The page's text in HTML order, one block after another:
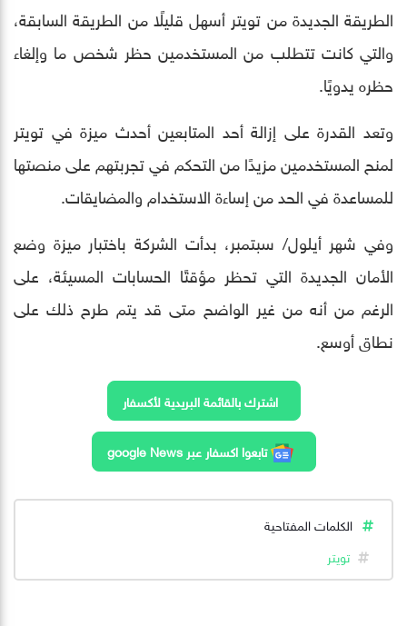
الطريقة الجديدة من تويتر أسهل قليلًا من الطريقة السابقة،
والتي كانت تتطلب من المستخدمين حظر شخص ما وإلغاء
حظره يدويًا.
وتعد القدرة على إزالة أحد المتابعين أحدث ميزة في تويتر
لمنح المستخدمين مزيدًا من التحكم في تجربتهم على منصتها
للمساعدة في الحد من إساءة الاستخدام والمضايقات.
وفي شهر أيلول/ سبتمبر، بدأت الشركة باختبار ميزة وضع
الأمان الجديدة التي تحظر مؤقتًا الحسابات المسيئة، على
الرغم من أنه من غير الواضح متى قد يتم طرح ذلك على
نطاق أوسع.
اشترك بالقائمة البريدية لأكسفار
تابعوا اكسفار عبر google News
الكلمات المفتاحية
تويتر